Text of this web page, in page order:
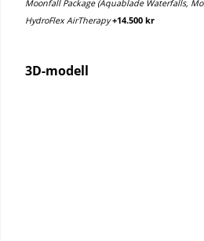
Moonfall Package (Aquablade Waterfalls,
HydroFlex AirTherapy +14.500 kr
3D-modell